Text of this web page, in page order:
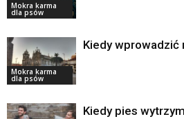
Mokra karma
dla psów
Mokra karma
dla psów
Kiedy wprowadzić
Kiedy pies